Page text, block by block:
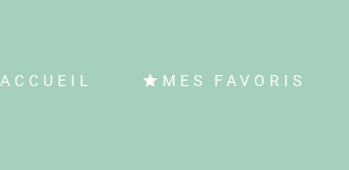
ACCUEIL MES FAVORIS